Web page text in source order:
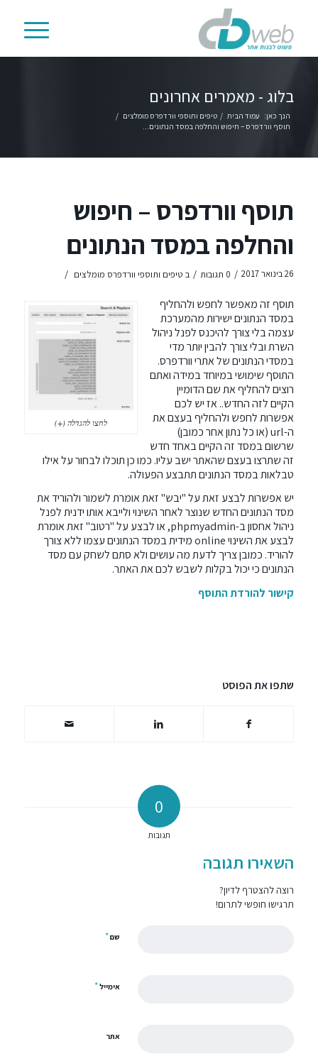
בלוג - מאמרים אחרונים
הנך כאן: עמוד הבית / טיפים ותוספי וורדפרס מומלצים /
תוסף וורדפרס – חיפוש והחלפה במסד הנתונים...
תוסף וורדפרס – חיפוש
והחלפה במסד הנתונים
26 בינואר 2017 / 0 תגובות / ב טיפים ותוספי וורדפרס מומלצים /
לחצו להגדלה (+)
תוסף זה מאפשר לחפש ולהחליף
במסד הנתונים ישירות מהמערכת
עצמה בלי צורך להיכנס לפנל ניהול
השרת ובלי צורך להבין יותר מדי
במסדי הנתונים של אתרי וורדפרס.
התוסף שימושי במיוחד במידה ואתם
רוצים להחליף את שם הדומיין
הקיים לזה החדש.. אז יש לכם
אפשרות לחפש ולהחליף בעצם את
ה-url (או כל נתון אחר כמובן)
שרשום במסד זה הקיים באחד חדש
זה שתרצו בעצם שהאתר ישב עליו. כמו כן תוכלו לבחור על אילו
טבלאות במסד הנתונים תתבצע הפעולה.
יש אפשרות לבצע זאת על "יבש" זאת אומרת לשמור ולהוריד את
מסד הנתונים החדש שנוצר לאחר השינוי ולייבא אותו ידנית לפנל
ניהול אחסון ב-phpmyadmin, או לבצע על "רטוב" זאת אומרת
לבצע את השינוי online מידית במסד הנתונים עצמו ללא צורך
להוריד. כמובן צריך לדעת מה עושים ולא סתם לשחק עם מסד
הנתונים כי יכול בקלות לשבש לכם את האתר.
קישור להורדת התוסף
שתפו את הפוסט
0
תגובות
השאירו תגובה
רוצה להצטרף לדיון?
תרגישו חופשי לתרום!
שם*
אימייל*
אתר